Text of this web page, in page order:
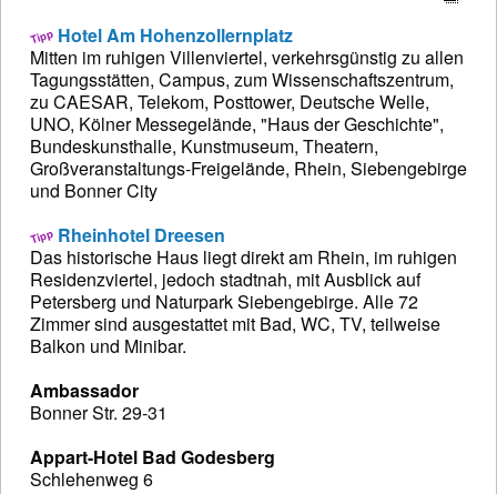
Hotel Am Hohenzollernplatz
Mitten im ruhigen Villenviertel, verkehrsgünstig zu allen
Tagungsstätten, Campus, zum Wissenschaftszentrum,
zu CAESAR, Telekom, Posttower, Deutsche Welle,
UNO, Kölner Messegelände, "Haus der Geschichte",
Bundeskunsthalle, Kunstmuseum, Theatern,
Großveranstaltungs-Freigelände, Rhein, Siebengebirge
und Bonner City
Rheinhotel Dreesen
Das historische Haus liegt direkt am Rhein, im ruhigen
Residenzviertel, jedoch stadtnah, mit Ausblick auf
Petersberg und Naturpark Siebengebirge. Alle 72
Zimmer sind ausgestattet mit Bad, WC, TV, teilweise
Balkon und Minibar.
Ambassador
Bonner Str. 29-31
Appart-Hotel Bad Godesberg
Schlehenweg 6